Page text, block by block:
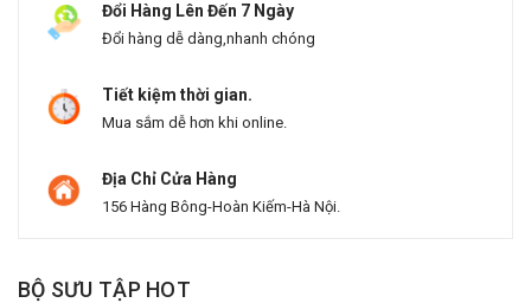
Đổi Hàng Lên Đến 7 Ngày
Đổi hàng dễ dàng,nhanh chóng
Tiết kiệm thời gian.
Mua sắm dễ hơn khi online.
Địa Chỉ Cửa Hàng
156 Hàng Bông-Hoàn Kiếm-Hà Nội.
BỘ SƯU TẬP HOT